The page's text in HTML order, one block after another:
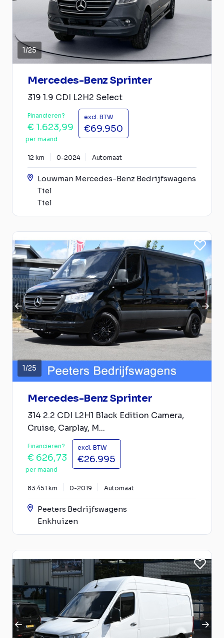
1/25
Mercedes-Benz Sprinter
319 1.9 CDI L2H2 Select
Financieren?
€ 1.623,99
per maand
excl. BTW
€69.950
12 km 0-2024 Automaat
Louwman Mercedes-Benz Bedrijfswagens
Tiel
Tiel
1/25
Mercedes-Benz Sprinter
314 2.2 CDI L2H1 Black Edition Camera,
Cruise, Carplay, M...
Financieren?
€ 626,73
per maand
excl. BTW
€26.995
83.451 km 0-2019 Automaat
Peeters Bedrijfswagens
Enkhuizen